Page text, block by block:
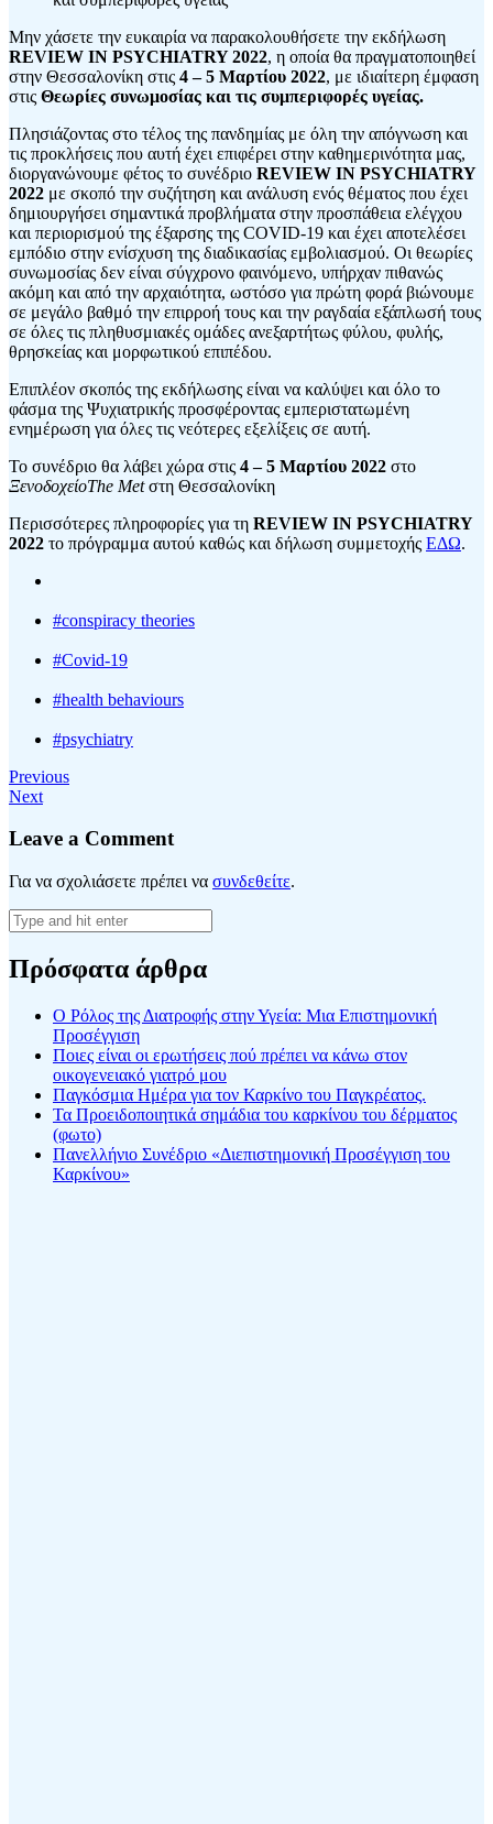
Μην χάσετε την ευκαιρία να παρακολουθήσετε την εκδήλωση
REVIEW IN PSYCHIATRY 2022, η οποία θα πραγματοποιηθεί
στην Θεσσαλονίκη στις 4 – 5 Μαρτίου 2022, με ιδιαίτερη έμφαση
στις Θεωρίες συνωμοσίας και τις συμπεριφορές υγείας.
Πλησιάζοντας στο τέλος της πανδημίας με όλη την απόγνωση και
τις προκλήσεις που αυτή έχει επιφέρει στην καθημερινότητα μας,
διοργανώνουμε φέτος το συνέδριο REVIEW IN PSYCHIATRY
2022 με σκοπό την συζήτηση και ανάλυση ενός θέματος που έχει
δημιουργήσει σημαντικά προβλήματα στην προσπάθεια ελέγχου
και περιορισμού της έξαρσης της COVID-19 και έχει αποτελέσει
εμπόδιο στην ενίσχυση της διαδικασίας εμβολιασμού. Οι θεωρίες
συνωμοσίας δεν είναι σύγχρονο φαινόμενο, υπήρχαν πιθανώς
ακόμη και από την αρχαιότητα, ωστόσο για πρώτη φορά βιώνουμε
σε μεγάλο βαθμό την επιρροή τους και την ραγδαία εξάπλωσή τους
σε όλες τις πληθυσμιακές ομάδες ανεξαρτήτως φύλου, φυλής,
θρησκείας και μορφωτικού επιπέδου.
Επιπλέον σκοπός της εκδήλωσης είναι να καλύψει και όλο το
φάσμα της Ψυχιατρικής προσφέροντας εμπεριστατωμένη
ενημέρωση για όλες τις νεότερες εξελίξεις σε αυτή.
Το συνέδριο θα λάβει χώρα στις 4 – 5 Μαρτίου 2022 στο
ΞενοδοχείοThe Metστη Θεσσαλονίκη
Περισσότερες πληροφορίες για τη REVIEW IN PSYCHIATRY
2022 το πρόγραμμα αυτού καθώς και δήλωση συμμετοχής ΕΔΩ.
#conspiracy theories
#Covid-19
#health behaviours
#psychiatry
Previous
Next
Leave a Comment
Για να σχολιάσετε πρέπει να συνδεθείτε.
Πρόσφατα άρθρα
Ο Ρόλος της Διατροφής στην Υγεία: Μια Επιστημονική
Προσέγγιση
Ποιες είναι οι ερωτήσεις πού πρέπει να κάνω στον
οικογενειακό γιατρό μου
Παγκόσμια Ημέρα για τον Καρκίνο του Παγκρέατος.
Τα Προειδοποιητικά σημάδια του καρκίνου του δέρματος
(φωτο)
Πανελλήνιο Συνέδριο «Διεπιστημονική Προσέγγιση του
Καρκίνου»